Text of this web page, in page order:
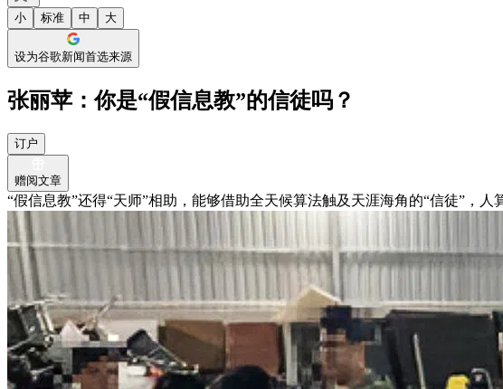
小 标准 中 大
设为谷歌新闻首选来源
张丽苹：你是“假信息教”的信徒吗？
订户
赠阅文章
“假信息教”还得“天师”相助，能够借助全天候算法触及天涯海角的“信徒”，人